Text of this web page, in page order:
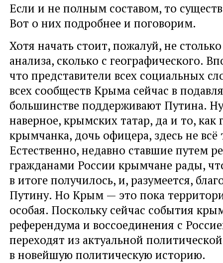
Если и не полным составом, то
Вот о них подробнее и поговорим.
Хотя начать стоит, пожалуй, не
анализа, сколько с географического.
что представители всех социальных
всех сообществ Крыма сейчас в
большинстве поддерживают Путина.
наверное, крымских татар, да и то, как
крымчанка, дочь офицера, здесь не всё
Естественно, недавно ставшие путем
гражданами России крымчане рады,
в итоге получилось, и, разумеется,
Путину. Но Крым — это пока
особая. Поскольку сейчас события
референдума и воссоединения с
переходят из актуальной
в новейшую политическую историю.